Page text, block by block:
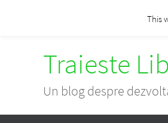
Traieste
Un blog despre
This